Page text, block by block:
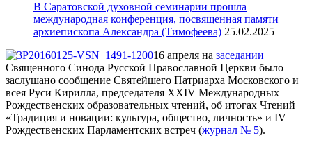
В Саратовской духовной семинарии прошла
международная конференция, посвященная памяти
архиепископа Александра (Тимофеева) 25.02.2025
16 апреля на заседании
Священного Синода Русской Православной Церкви было
заслушано сообщение Святейшего Патриарха Московского и
всея Руси Кирилла, председателя XXIV Международных
Рождественских образовательных чтений, об итогах Чтений
«Традиция и новации: культура, общество, личность» и IV
Рождественских Парламентских встреч (журнал № 5).